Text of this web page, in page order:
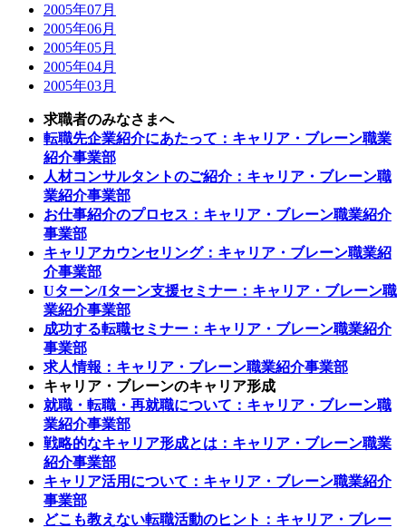
2005年07月
2005年06月
2005年05月
2005年04月
2005年03月
求職者のみなさまへ
転職先企業紹介にあたって：キャリア・ブレーン職業
紹介事業部
人材コンサルタントのご紹介：キャリア・ブレーン職
業紹介事業部
お仕事紹介のプロセス：キャリア・ブレーン職業紹介
事業部
キャリアカウンセリング：キャリア・ブレーン職業紹
介事業部
Uターン/Iターン支援セミナー：キャリア・ブレーン職
業紹介事業部
成功する転職セミナー：キャリア・ブレーン職業紹介
事業部
求人情報：キャリア・ブレーン職業紹介事業部
キャリア・ブレーンのキャリア形成
就職・転職・再就職について：キャリア・ブレーン職
業紹介事業部
戦略的なキャリア形成とは：キャリア・ブレーン職業
紹介事業部
キャリア活用について：キャリア・ブレーン職業紹介
事業部
どこも教えない転職活動のヒント：キャリア・ブレー